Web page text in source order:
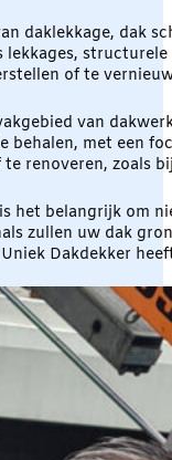
daklekkage, dak
lekkages,
of te
van
behalen, met een
renoveren, zoals
het belangrijk om
zullen uw dak
Dakdekker